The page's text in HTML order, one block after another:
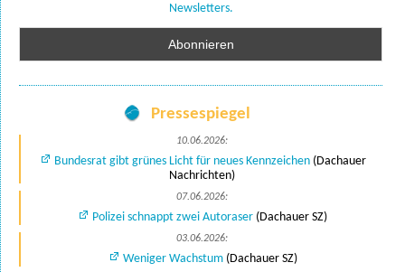
Newsletters.
Pressespiegel
10.06.2026:
Bundesrat gibt grünes Licht für neues Kennzeichen(Dachauer
Nachrichten)
07.06.2026:
Polizei schnappt zwei Autoraser (Dachauer SZ)
03.06.2026:
Weniger Wachstum(Dachauer SZ)